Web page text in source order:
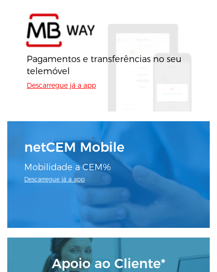
Pagamentos e transferências no seu
telemóvel
Descarregue já a app
netCEM Mobile
Mobilidade a CEM%
Descarregue já a app
Apoio ao Cliente*